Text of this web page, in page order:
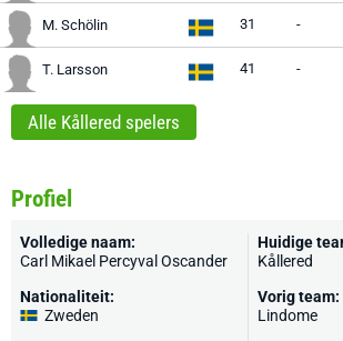
M. Schölin 31 -
T. Larsson 41 -
Alle Kållered spelers
Profiel
Volledige naam:
Carl Mikael Percyval Oscander
Nationaliteit:
Zweden
Huidige
Kållered
Vorig team:
Lindome